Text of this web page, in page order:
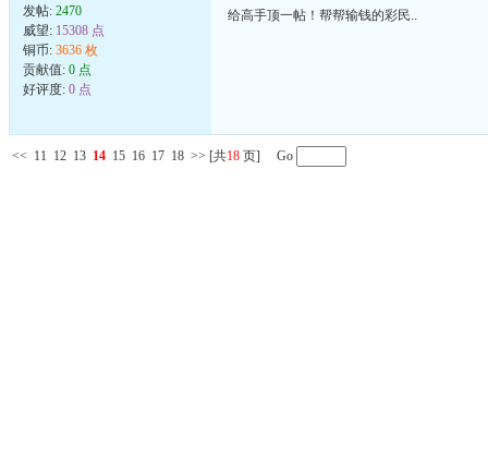
发帖: 2470
威望: 15308 点
铜币: 3636 枚
贡献值: 0 点
好评度: 0 点
给高手顶一帖！帮帮输钱的彩民..
<< 11 12 13 14 15 16 17 18 >> [共18 页] Go